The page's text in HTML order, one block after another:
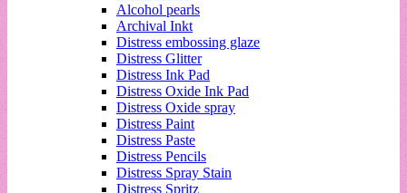
Alcohol pearls
Archival Inkt
Distress embossing glaze
Distress Glitter
Distress Ink Pad
Distress Oxide Ink Pad
Distress Oxide spray
Distress Paint
Distress Paste
Distress Pencils
Distress Spray Stain
Distress Spritz